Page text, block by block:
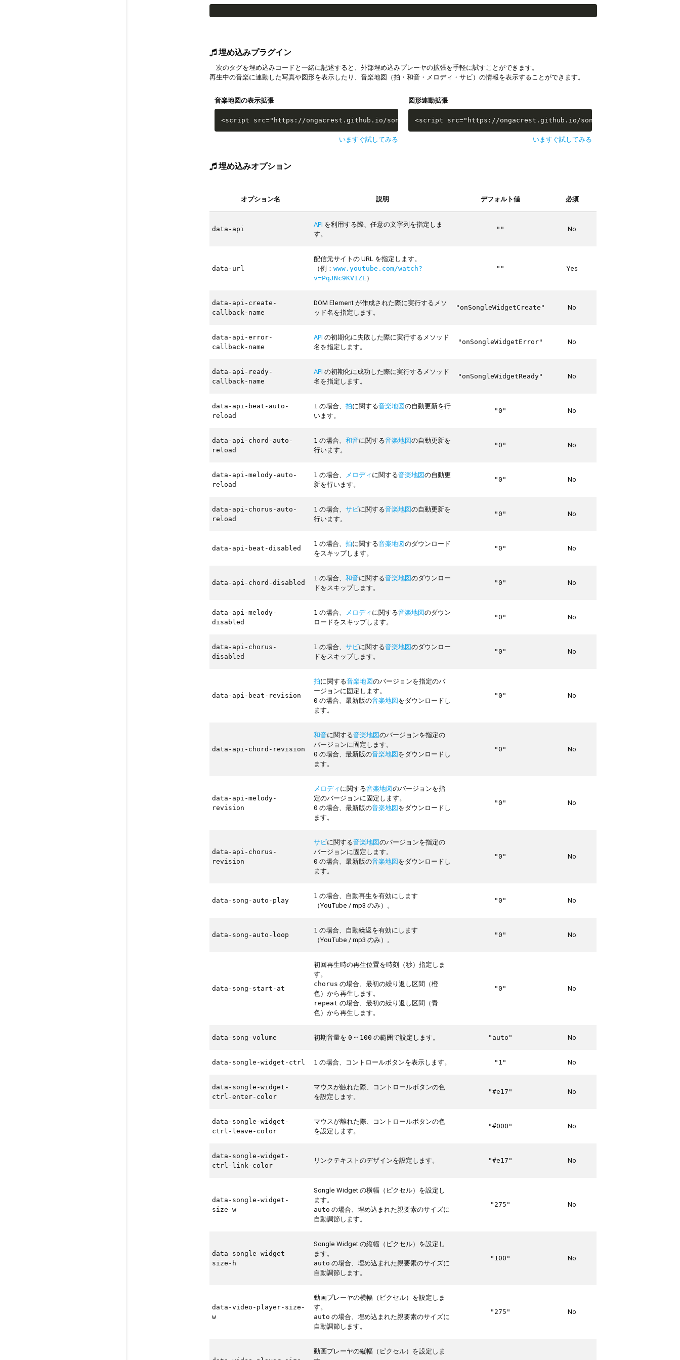
埋め込みプラグイン
次のタグを埋め込みコードと一緒に記述すると、外部埋め込みプレーヤの拡張を手軽に試すことができます。
再生中の音楽に連動した写真や図形を表示したり、音楽地図（拍・和音・メロディ・サビ）の情報を表示することができます。
音楽地図の表示拡張
<script src="https://ongacrest.github.io/songle-widget-api-examples/extras/sw-extra-stats.js"></script>
いますぐ試してみる
図形連動拡張
<script src="https://ongacrest.github.io/songle-widget-api-
いますぐ試してみる
埋め込みオプション
オプション名 説明 デフォルト値 必須
data-api
API を利用する際、任意の文字列を指定しま
す。
"" No
data-url
配信元サイトの URL を指定します。
（例：www.youtube.com/watch?
v=PqJNc9KVIZE ）
"" Yes
data-api-create-
callback-name
DOM Element が作成された際に実行するメソ
ッド名を指定します。
"onSongleWidgetCreate" No
data-api-error-
callback-name
API の初期化に失敗した際に実行するメソッド
名を指定します。
"onSongleWidgetError" No
data-api-ready-
callback-name
API の初期化に成功した際に実行するメソッド
名を指定します。
"onSongleWidgetReady" No
data-api-beat-auto-
reload
1 の場合、拍に関する音楽地図の自動更新を行
います。
"0" No
data-api-chord-auto-
reload
1 の場合、和音に関する音楽地図の自動更新を
行います。
"0" No
data-api-melody-auto-
reload
1 の場合、 メロディに関する音楽地図の自動更
新を行います。
"0" No
data-api-chorus-auto-
reload
1 の場合、サビに関する音楽地図の自動更新を
行います。
"0" No
data-api-beat-disabled
1 の場合、拍に関する音楽地図のダウンロード
をスキップします。
"0" No
data-api-chord-disabled
1 の場合、和音に関する音楽地図のダウンロー
ドをスキップします。
"0" No
data-api-melody-
disabled
1 の場合、 メロディに関する音楽地図のダウン
ロードをスキップします。
"0" No
data-api-chorus-
disabled
1 の場合、サビに関する音楽地図のダウンロー
ドをスキップします。
"0" No
data-api-beat-revision
拍に関する音楽地図のバージョンを指定のバ
ージョンに固定します。
0 の場合、最新版の音楽地図をダウンロードし
ます。
"0" No
data-api-chord-revision
和音に関する音楽地図のバージョンを指定の
バージョンに固定します。
0 の場合、最新版の音楽地図をダウンロードし
ます。
"0" No
data-api-melody-
revision
メロディに関する音楽地図のバージョンを指
定のバージョンに固定します。
0 の場合、最新版の音楽地図をダウンロードし
ます。
"0" No
data-api-chorus-
revision
サビに関する音楽地図のバージョンを指定の
バージョンに固定します。
0 の場合、最新版の音楽地図をダウンロードし
ます。
"0" No
data-song-auto-play
1 の場合、自動再生を有効にします
（YouTube / mp3 のみ）。
"0" No
data-song-auto-loop
1 の場合、自動繰返を有効にします
（YouTube / mp3 のみ）。
"0" No
data-song-start-at
初回再生時の再生位置を時刻（秒）指定しま
す。
chorus の場合、最初の繰り返し区間（橙
色）から再生します。
repeat の場合、最初の繰り返し区間（青
色）から再生します。
"0" No
data-song-volume 初期音量を0 ~ 100 の範囲で設定します。 "auto" No
data-songle-widget-ctrl 1 の場合、コントロールボタンを表示します。 "1" No
data-songle-widget-
ctrl-enter-color
マウスが触れた際、コントロールボタンの色
を設定します。
"#e17" No
data-songle-widget-
ctrl-leave-color
マウスが離れた際、コントロールボタンの色
を設定します。
"#000" No
data-songle-widget-
ctrl-link-color
リンクテキストのデザインを設定します。 "#e17" No
data-songle-widget-
size-w
Songle Widget の横幅（ピクセル）を設定し
ます。
auto の場合、埋め込まれた親要素のサイズに
自動調節します。
"275" No
data-songle-widget-
size-h
Songle Widget の縦幅（ピクセル）を設定し
ます。
auto の場合、埋め込まれた親要素のサイズに
自動調節します。
"100" No
data-video-player-size-
w
動画プレーヤの横幅（ピクセル）を設定しま
す。
auto の場合、埋め込まれた親要素のサイズに
自動調節します。
"275" No
動画プレーヤの縦幅（ピクセル）を設定しま